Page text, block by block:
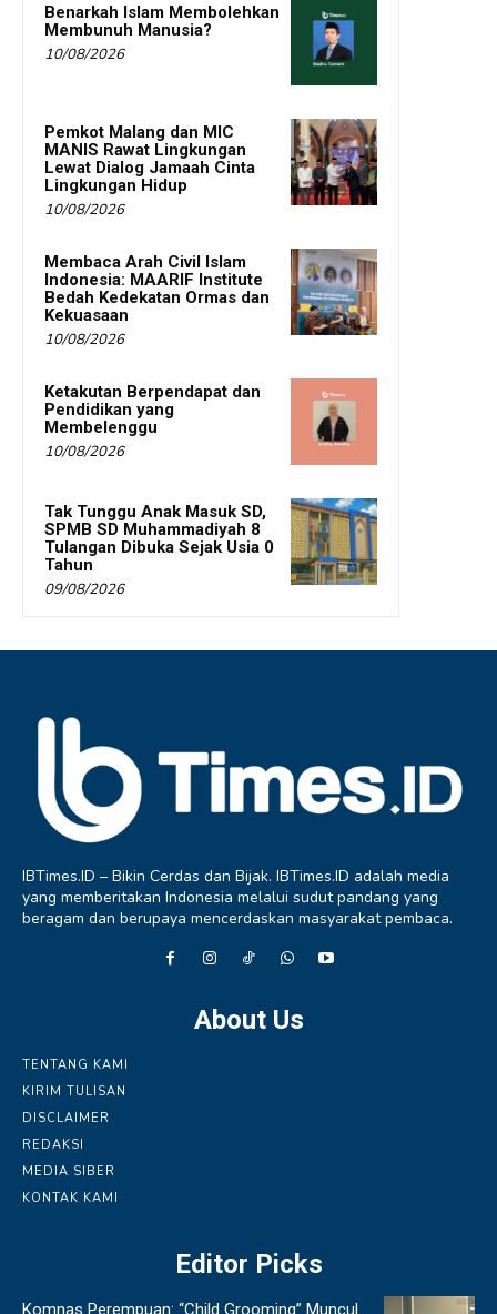
Benarkah Islam Membolehkan
Membunuh Manusia?
10/08/2026
Pemkot Malang dan MIC
MANIS Rawat Lingkungan
Lewat Dialog Jamaah Cinta
Lingkungan Hidup
10/08/2026
Membaca Arah Civil Islam
Indonesia: MAARIF Institute
Bedah Kedekatan Ormas dan
Kekuasaan
10/08/2026
Ketakutan Berpendapat dan
Pendidikan yang
Membelenggu
10/08/2026
Tak Tunggu Anak Masuk SD,
SPMB SD Muhammadiyah 8
Tulangan Dibuka Sejak Usia 0
Tahun
09/08/2026
IBTimes.ID – Bikin Cerdas dan Bijak. IBTimes.ID adalah media
yang memberitakan Indonesia melalui sudut pandang yang
beragam dan berupaya mencerdaskan masyarakat pembaca.
About Us
TENTANG KAMI
KIRIM TULISAN
DISCLAIMER
REDAKSI
MEDIA SIBER
KONTAK KAMI
Editor Picks
Komnas Perempuan: “Child Grooming” Muncul